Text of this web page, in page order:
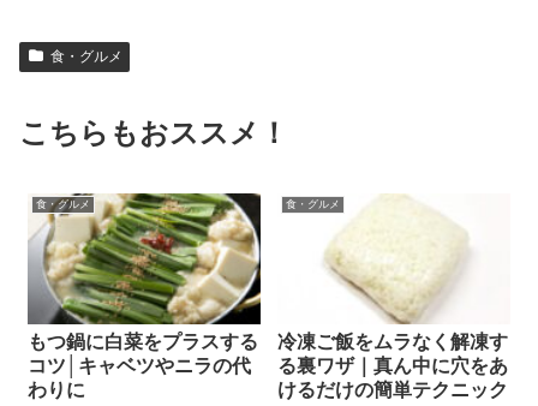
食・グルメ
こちらもおススメ！
食・グルメ
もつ鍋に白菜をプラスする
コツ│キャベツやニラの代
わりに
食・グルメ
冷凍ご飯をムラなく解凍す
る裏ワザ｜真ん中に穴をあ
けるだけの簡単テクニック